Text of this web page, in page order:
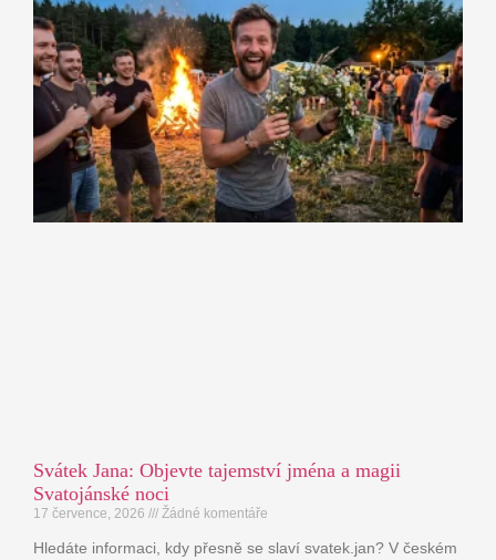
Svátek Jana: Objevte tajemství jména a magii
Svatojánské noci
17 července, 2026 Žádné komentáře
Hledáte informaci, kdy přesně se slaví svatek.jan? V českém